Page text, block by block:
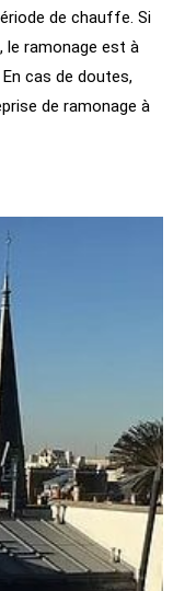
de chauffe. Si
le ramonage est à
cas de doutes,
de ramonage à